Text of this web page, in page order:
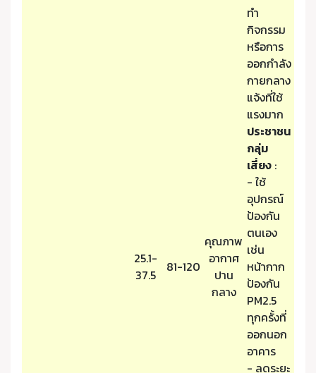
25.1-
37.5
81-120
คุณภาพ
อากาศ
ปาน
กลาง
ทำ
กิจกรรม
หรือการ
ออกกำลัง
กายกลาง
แจ้งที่ใช้
แรงมาก
ประชาชน
กลุ่ม
เสี่ยง :
- ใช้
อุปกรณ์
ป้องกัน
ตนเอง
เช่น
หน้ากาก
ป้องกัน
PM2.5
ทุกครั้งที่
ออกนอก
อาคาร
- ลดระยะ